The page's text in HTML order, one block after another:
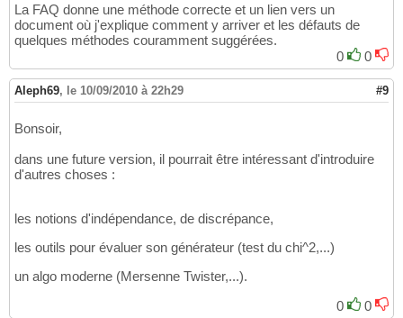
La FAQ donne une méthode correcte et un lien vers un
document où j'explique comment y arriver et les défauts de
quelques méthodes couramment suggérées.
0
0
Aleph69, le 10/09/2010 à 22h29 #9
Bonsoir,
dans une future version, il pourrait être intéressant d'introduire
d'autres choses :
les notions d'indépendance, de discrépance,
les outils pour évaluer son générateur (test du chi^2,...)
un algo moderne (Mersenne Twister,...).
0
0